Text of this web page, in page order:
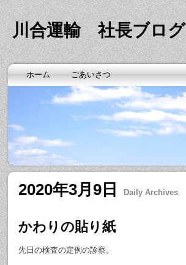
川合運輸 社長ブログ
ホーム ごあいさつ
2020年3月9日 Daily Archives
かわりの貼り紙
先日の検査の定例の診察。